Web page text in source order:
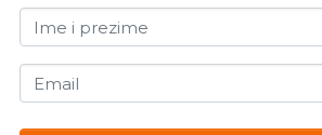
Ime i prezime
Email